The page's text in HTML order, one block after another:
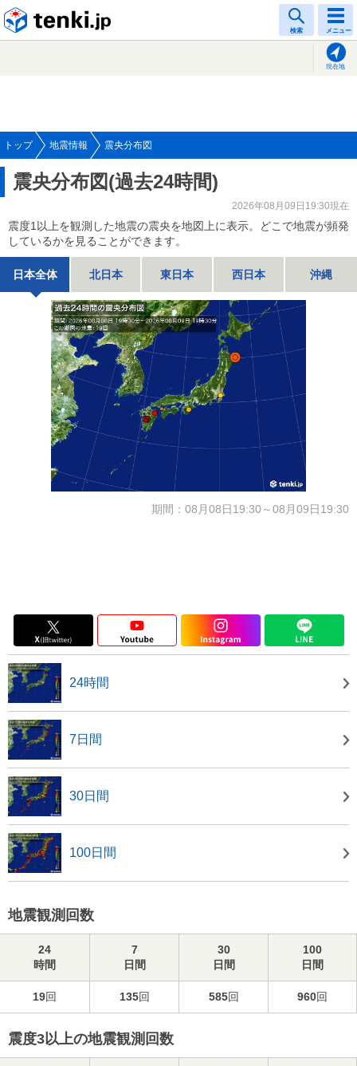
検索 メニュー
現在地
トップ 地震情報 震央分布図
震央分布図(過去24時間)
2026年08月09日19:30現在
震度1以上を観測した地震の震央を地図上に表示。どこで地震が頻発
しているかを見ることができます。
日本全体 北日本 東日本 西日本 沖縄
期間：08月08日19:30～08月09日19:30
24時間
7日間
30日間
100日間
地震観測回数
24
時間
7
日間
30
日間
100
日間
19回 135回 585回 960回
震度3以上の地震観測回数